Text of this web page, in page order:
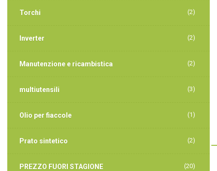
Torchi (2)
Inverter (2)
Manutenzione e ricambistica (2)
multiutensili (3)
Olio per fiaccole (1)
Prato sintetico (2)
PREZZO FUORI STAGIONE (20)